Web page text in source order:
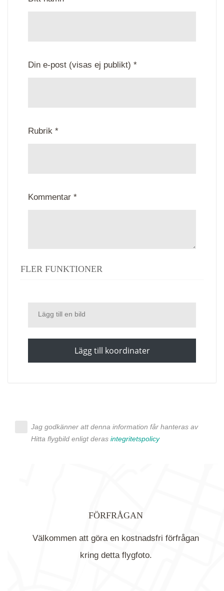
Din e-post (visas ej publikt) *
Rubrik *
Kommentar *
FLER FUNKTIONER
Lägg till en bild
Lägg till koordinater
Jag godkänner att denna information får hanteras av
Hitta flygbild enligt deras integritetspolicy
FÖRFRÅGAN
Välkommen att göra en kostnadsfri förfrågan
kring detta flygfoto.